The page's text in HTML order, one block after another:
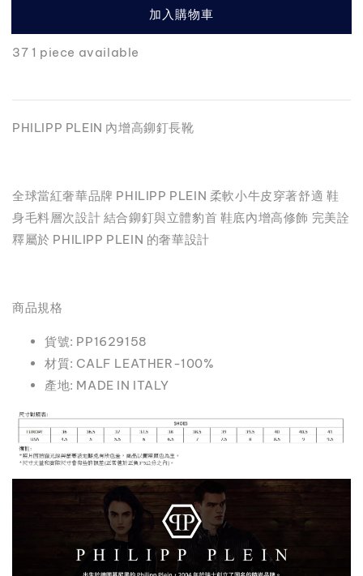
加入購物車
37 1 piece available
PHILIPP PLEIN 內增高鉚釘長靴
全球當紅奢華品牌 PHILIPP PLEIN 柔軟小牛皮穿著舒適 鞋
身毛料層次設計 結合鉚釘與立體豹首 鞋底內增高修飾 完美詮
釋屬於 PHILIPP PLEIN 的奢華設計
商品規格
貨號: PP1629158
材質: CALF LEATHER-100%
產地: MADE IN ITALY